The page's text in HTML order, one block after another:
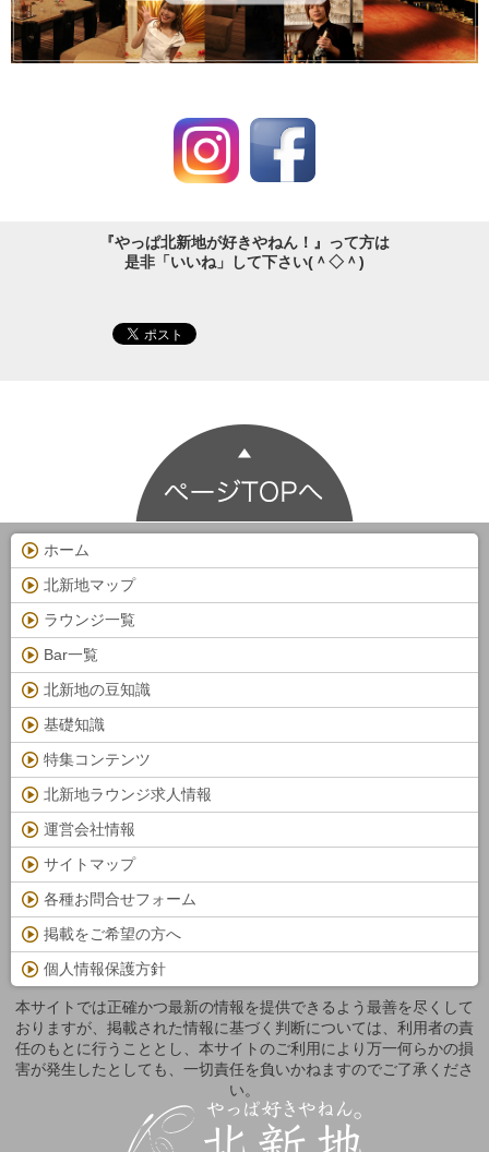
『やっぱ北新地が好きやねん！』って方は
是非「いいね」して下さい(＾◇＾)
ホーム
北新地マップ
ラウンジ一覧
Bar一覧
北新地の豆知識
基礎知識
特集コンテンツ
北新地ラウンジ求人情報
運営会社情報
サイトマップ
各種お問合せフォーム
掲載をご希望の方へ
個人情報保護方針
本サイトでは正確かつ最新の情報を提供できるよう最善を尽くして
おりますが、掲載された情報に基づく判断については、利用者の責
任のもとに行うこととし、本サイトのご利用により万一何らかの損
害が発生したとしても、一切責任を負いかねますのでご了承くださ
い。